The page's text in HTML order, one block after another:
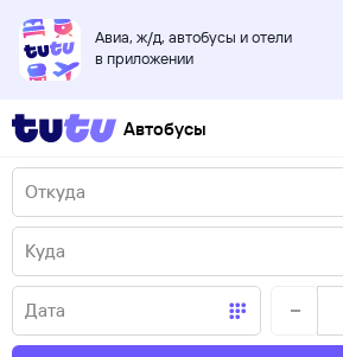
Авиа, ж/д, автобусы и отели
в приложении
Автобусы